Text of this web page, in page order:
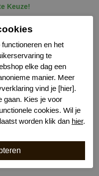
Keuze!
en het
te
elke dag een
manier. Meer
vind je [hier].
gaan. Kies je voor
cookies. Wil je
worden klik dan hier.